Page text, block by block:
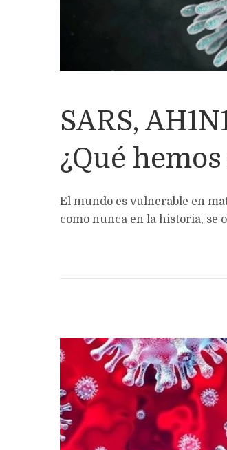
SARS,
¿Qué
El mundo es vulnerable en
como nunca en la historia, se